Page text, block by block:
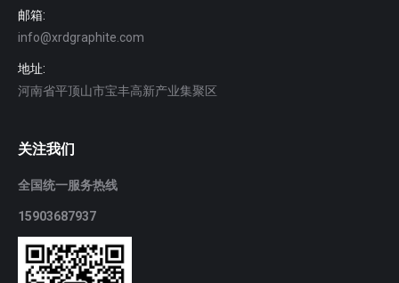
邮箱:
info@xrdgraphite.com
地址:
河南省平顶山市宝丰高新产业集聚区
关注我们
全国统一服务热线
15903687937